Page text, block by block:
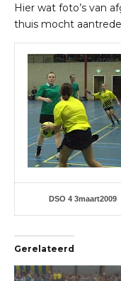
Hier wat foto’s van
thuis mocht
DSO 4 3maart2009
Gerelateerd